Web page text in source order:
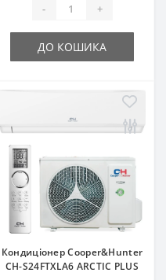
- +
ДО КОШИКА
Кондиціонер Cooper&Hunter
CH-S24FTXLA6 ARCTIC PLUS